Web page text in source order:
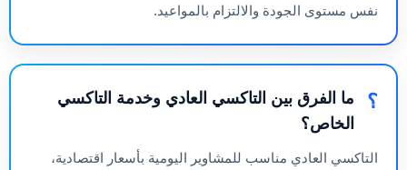
نفس مستوى الجودة والالتزام بالمواعيد.
ما الفرق بين التاكسي العادي وخدمة التاكسي
الخاص؟
التاكسي العادي مناسب للمشاوير اليومية بأسعار اقتصادية،